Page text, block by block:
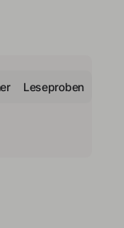
Leseproben